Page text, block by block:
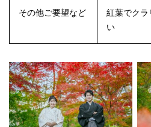
その他ご要望など
紅葉でクラ
い